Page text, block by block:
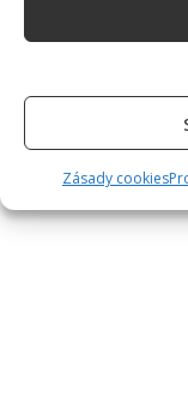
Zásady cookies